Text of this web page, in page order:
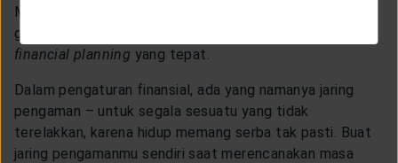
Mau kan, merencanakan masa depan yang cerah? Yuk,
gabung dengan #AntiMadesuClub dan mulai membuat
financial planning yang tepat.
Dalam pengaturan finansial, ada yang namanya jaring
pengaman – untuk segala sesuatu yang tidak
terelakkan, karena hidup memang serba tak pasti. Buat
jaring pengamanmu sendiri saat merencanakan masa